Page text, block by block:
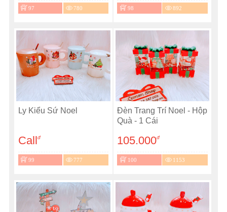
97 780 98 892
Ly Kiểu Sứ Noel
Callđ
99 777
Đèn Trang Trí Noel - Hộp
Quà - 1 Cái
105.000đ
100 1153